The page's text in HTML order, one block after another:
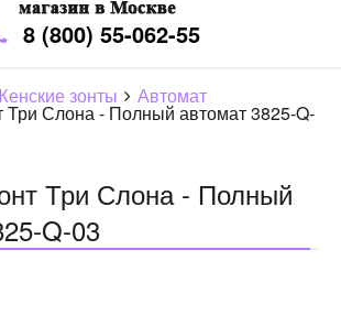
8 (800) 55-062-55
зонты Автомат
Три Слона - Полный автомат 3825-Q-
Три Слона - Полный
Q-03